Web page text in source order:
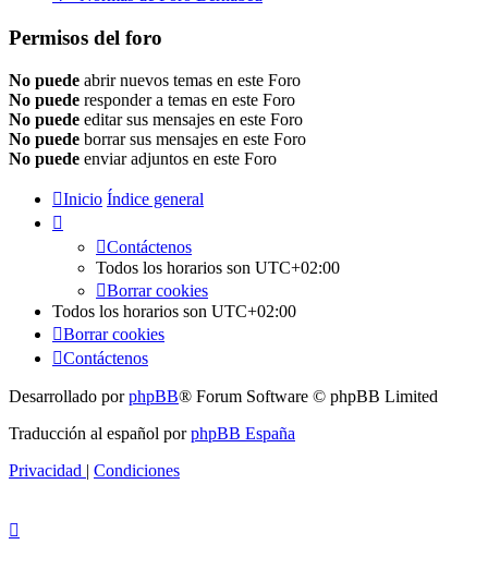
Permisos del foro
No puede abrir nuevos temas en este Foro
No puede responder a temas en este Foro
No puede editar sus mensajes en este Foro
No puede borrar sus mensajes en este Foro
No puede enviar adjuntos en este Foro
Inicio Índice general
Contáctenos
Todos los horarios son UTC+02:00
Borrar cookies
Todos los horarios son UTC+02:00
Borrar cookies
Contáctenos
Desarrollado porphpBB® Forum Software © phpBB Limited
Traducción al español porphpBB España
Privacidad | Condiciones